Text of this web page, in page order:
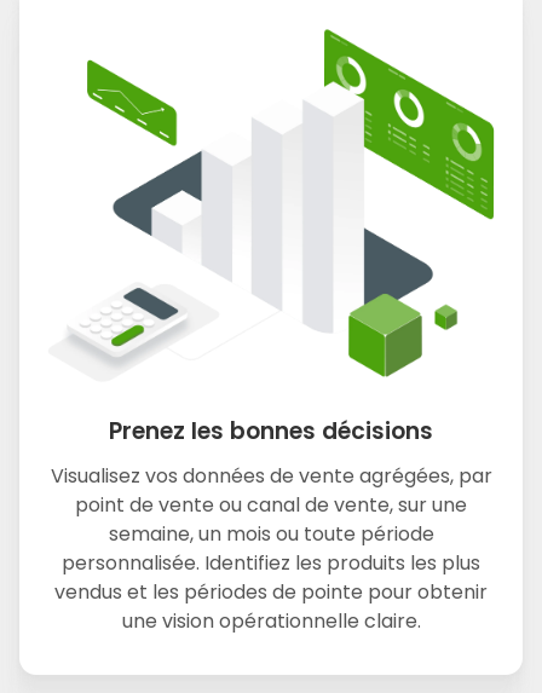
Prenez les bonnes décisions
Visualisez vos données de vente agrégées, par
point de vente ou canal de vente, sur une
semaine, un mois ou toute période
personnalisée. Identifiez les produits les plus
vendus et les périodes de pointe pour obtenir
une vision opérationnelle claire.